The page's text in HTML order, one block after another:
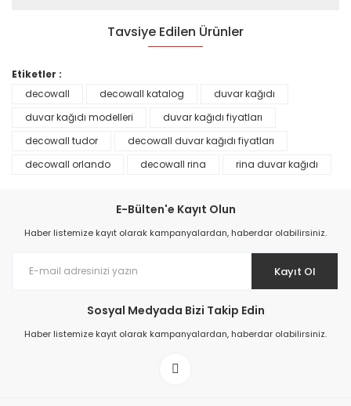
Tavsiye Edilen Ürünler
Prime ArtDECO Duvar Kağıdı Tutkalı 500 gr
199,00 TL
Etiketler :
decowall
decowall katalog
duvar kağıdı
duvar kağıdı modelleri
duvar kağıdı fiyatları
decowall tudor
decowall duvar kağıdı fiyatları
decowall orlando
decowall rina rina duvar kağıdı
E-Bülten'e Kayıt Olun
Haber listemize kayıt olarak kampanyalardan, haberdar olabilirsiniz.
Kayıt Ol
Sosyal Medyada Bizi Takip Edin
Haber listemize kayıt olarak kampanyalardan, haberdar olabilirsiniz.